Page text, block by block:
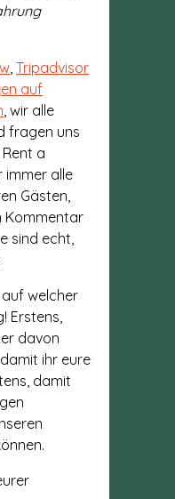
Tripadvisor
auf
, wir alle
fragen uns
a
immer alle
Gästen,
Kommentar
sind echt,
auf welcher
Erstens,
davon
ihr eure
damit